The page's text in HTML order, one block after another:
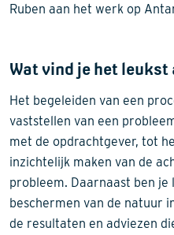
Ruben aan het werk op
Wat vind je het leukst
Het begeleiden van een
vaststellen van een
met de opdrachtgever, tot
inzichtelijk maken van de
probleem. Daarnaast ben
beschermen van de natuur
de resultaten en adviezen